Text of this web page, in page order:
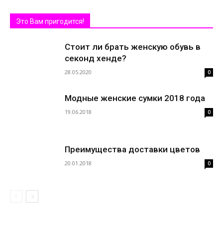
Это Вам пригодится!
Стоит ли брать женскую обувь в
секонд хенде?
28.05.2020 0
Модные женские сумки 2018 года
19.06.2018 0
Преимущества доставки цветов
20.01.2018 0